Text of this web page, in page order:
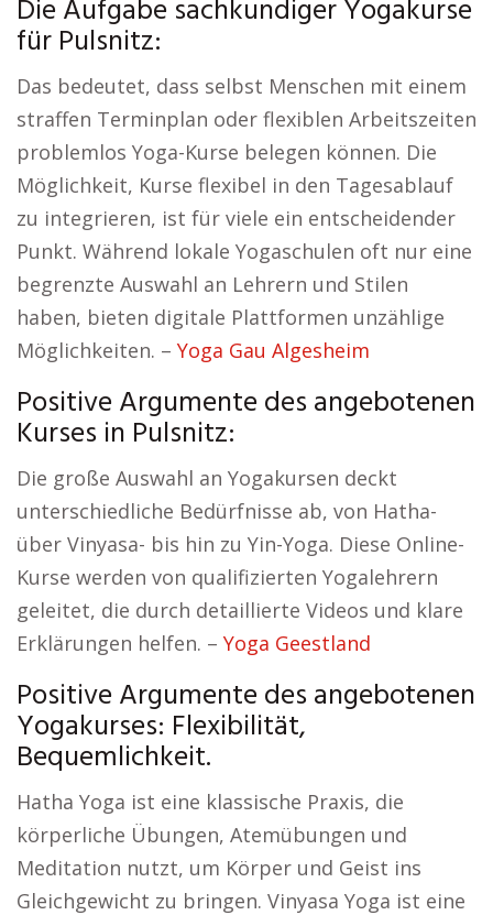
Die Aufgabe sachkundiger Yogakurse
für Pulsnitz:
Das bedeutet, dass selbst Menschen mit einem
straffen Terminplan oder flexiblen Arbeitszeiten
problemlos Yoga-Kurse belegen können. Die
Möglichkeit, Kurse flexibel in den Tagesablauf
zu integrieren, ist für viele ein entscheidender
Punkt. Während lokale Yogaschulen oft nur eine
begrenzte Auswahl an Lehrern und Stilen
haben, bieten digitale Plattformen unzählige
Möglichkeiten. – Yoga Gau Algesheim
Positive Argumente des angebotenen
Kurses in Pulsnitz:
Die große Auswahl an Yogakursen deckt
unterschiedliche Bedürfnisse ab, von Hatha-
über Vinyasa- bis hin zu Yin-Yoga. Diese Online-
Kurse werden von qualifizierten Yogalehrern
geleitet, die durch detaillierte Videos und klare
Erklärungen helfen. – Yoga Geestland
Positive Argumente des angebotenen
Yogakurses: Flexibilität,
Bequemlichkeit.
Hatha Yoga ist eine klassische Praxis, die
körperliche Übungen, Atemübungen und
Meditation nutzt, um Körper und Geist ins
Gleichgewicht zu bringen. Vinyasa Yoga ist eine